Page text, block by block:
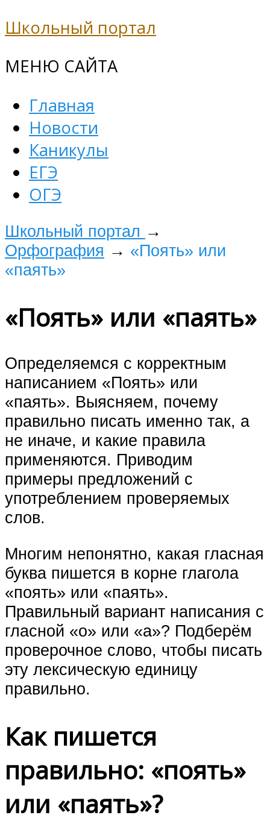
Школьный портал
МЕНЮ САЙТА
Главная
Новости
Каникулы
ЕГЭ
ОГЭ
Школьный портал →
Орфография → «Поять» или
«паять»
«Поять» или «паять»
Определяемся с корректным
написанием «Поять» или
«паять». Выясняем, почему
правильно писать именно так, а
не иначе, и какие правила
применяются. Приводим
примеры предложений с
употреблением проверяемых
слов.
Многим непонятно, какая гласная
буква пишется в корне глагола
«поять» или «паять».
Правильный вариант написания с
гласной «о» или «а»? Подберём
проверочное слово, чтобы писать
эту лексическую единицу
правильно.
Как пишется
правильно: «поять»
или «паять»?